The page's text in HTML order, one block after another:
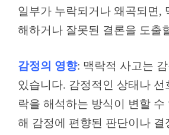
일부가 누락되거나 왜곡되면,
해하거나 잘못된 결론을 도출
감정의 영향: 맥락적 사고는 감
있습니다. 감정적인 상태나 선
락을 해석하는 방식이 변할 수
해 감정에 편향된 판단이나 결